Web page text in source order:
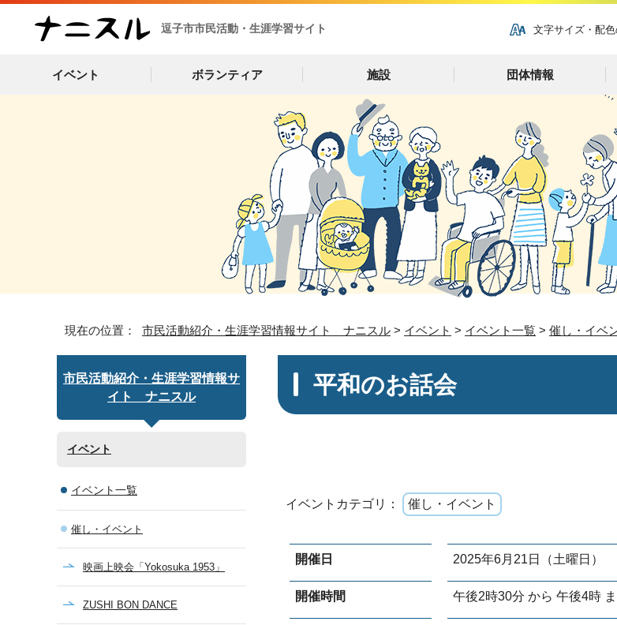
逗子市市民活動・生涯学習サイト 文字サイズ・配
イベント ボランティア 施設 団体情報
現在の位置： 市民活動紹介・生涯学習情報サイト ナニスル > イベント > イベント一覧 > 催し・イベ
平和のお話会
イベントカテゴリ： 催し・イベント
開催日 2025年6月21日（土曜日）
開催時間 午後2時30分 から 午後4時
市民活動紹介・生涯学習情報サ
イト ナニスル
イベント
イベント一覧
催し・イベント
映画上映会「Yokosuka 1953」
ZUSHI BON DANCE